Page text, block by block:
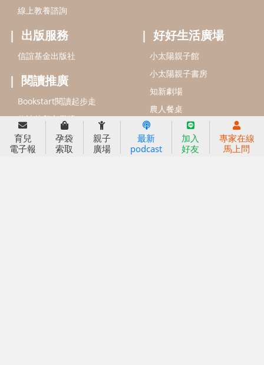
信誼基金會
信誼兒童發展國際研討會
附設幼兒園
實驗幼兒園
育兒
電子報
孕袋
索取
親子
廣場
最新
podcast
加入
好友
專家在線
馬上問